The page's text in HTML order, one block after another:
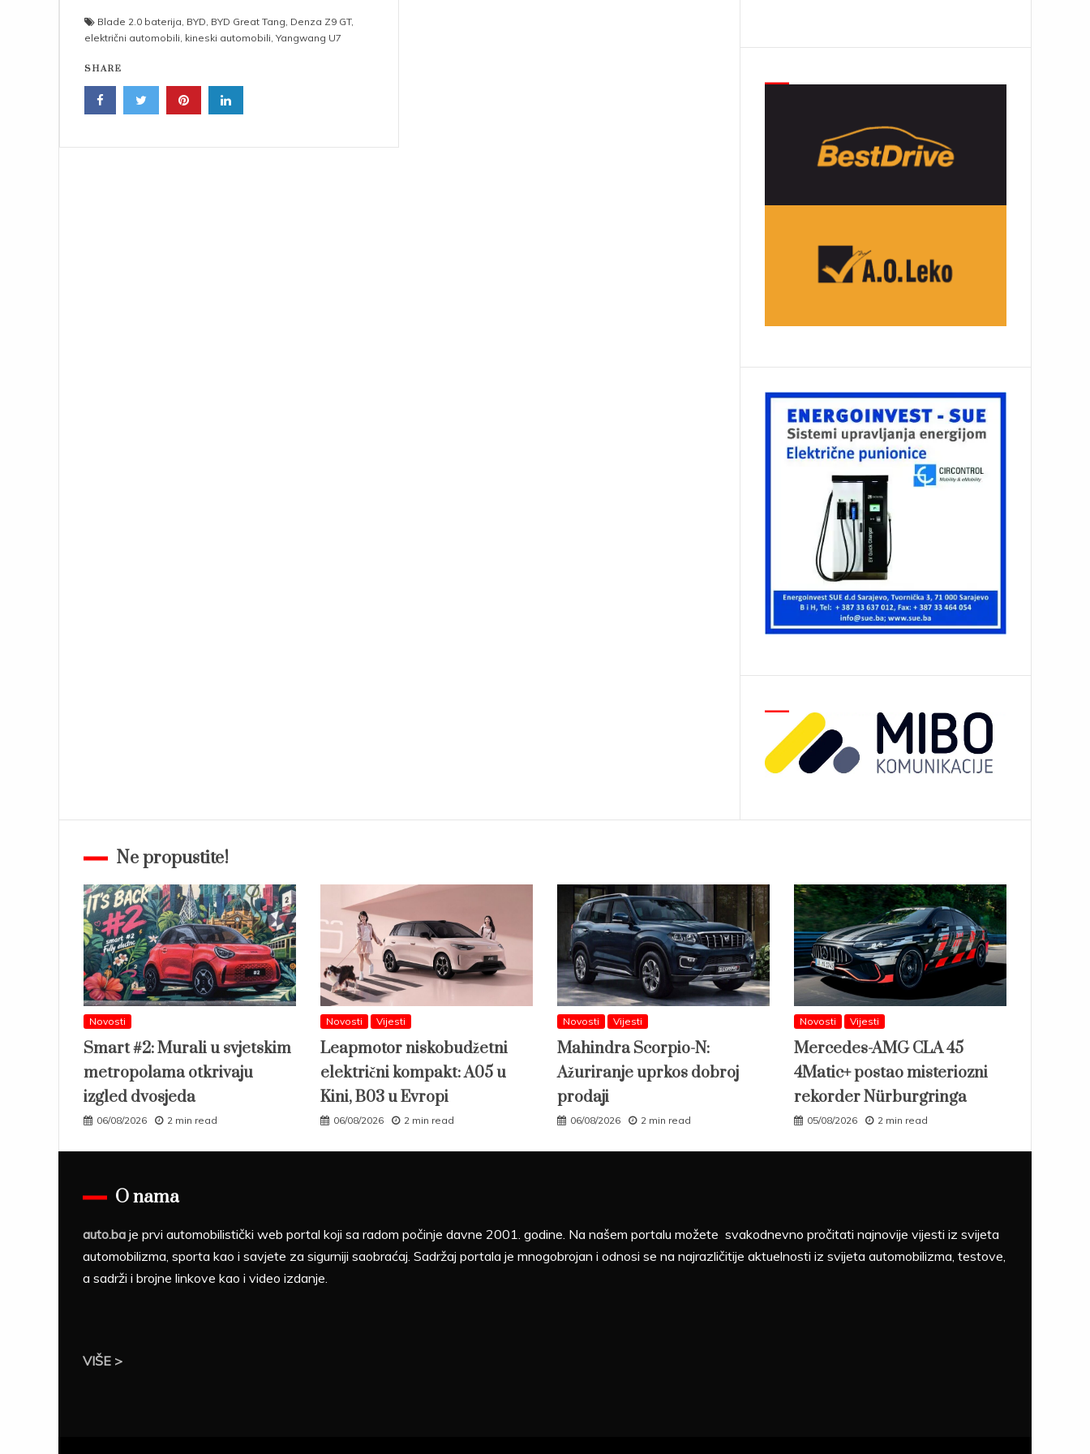
Blade 2.0 baterija BYD BYD Great Tang Denza Z9 GT,
električni automobili kineski automobili Yangwang U7
SHARE
Ne propustite!
Novosti
Smart #2: Murali u svjetskim
metropolama otkrivaju
izgled dvosjeda
06/08/2026 2 min read
Novosti Vijesti
Leapmotor niskobudžetni
električni kompakt: A05 u
Kini, B03 u Evropi
06/08/2026 2 min read
Novosti Vijesti
Mahindra Scorpio-N:
Ažuriranje uprkos dobroj
prodaji
06/08/2026 2 min read
Novosti Vijesti
Mercedes-AMG CLA 45
4Matic+ postao misteriozni
rekorder Nürburgringa
05/08/2026 2 min read
O nama
auto.ba je prvi automobilistički web portal koji sa radom počinje davne 2001. godine. Na našem portalu možete svakodnevno pročitati najnovije vijesti iz svijeta
automobilizma, sporta kao i savjete za sigurniji saobraćaj. Sadržaj portala je mnogobrojan i odnosi se na najrazličitije aktuelnosti iz svijeta automobilizma, testove,
a sadrži i brojne linkove kao i video izdanje.
VIŠE >